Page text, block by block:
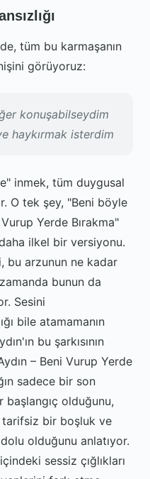
tüm bu karmaşanın
görüyoruz:
konuşabilseydim
haykırmak isterdim
inmek, tüm duygusal
O tek şey, "Beni böyle
Vurup Yerde Bırakma"
ilkel bir versiyonu.
bu arzunun ne kadar
bunun da
Sesini
bile atamamanın
bu şarkısının
– Beni Vurup Yerde
sadece bir son
başlangıç olduğunu,
tarifsiz bir boşluk ve
olduğunu anlatıyor.
sessiz çığlıkları